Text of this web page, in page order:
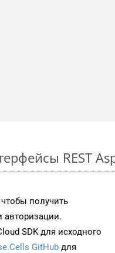
REST
чтобы получить
авторизации.
SDK для исходного
GitHub для